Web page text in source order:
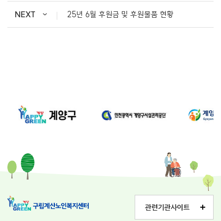
NEXT 25년 6월 후원금 및 후원물품 현황
관련기관사이트